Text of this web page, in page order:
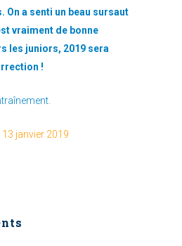
On a senti un beau sursaut
vraiment de bonne
les juniors, 2019 sera
!
janvier 2019